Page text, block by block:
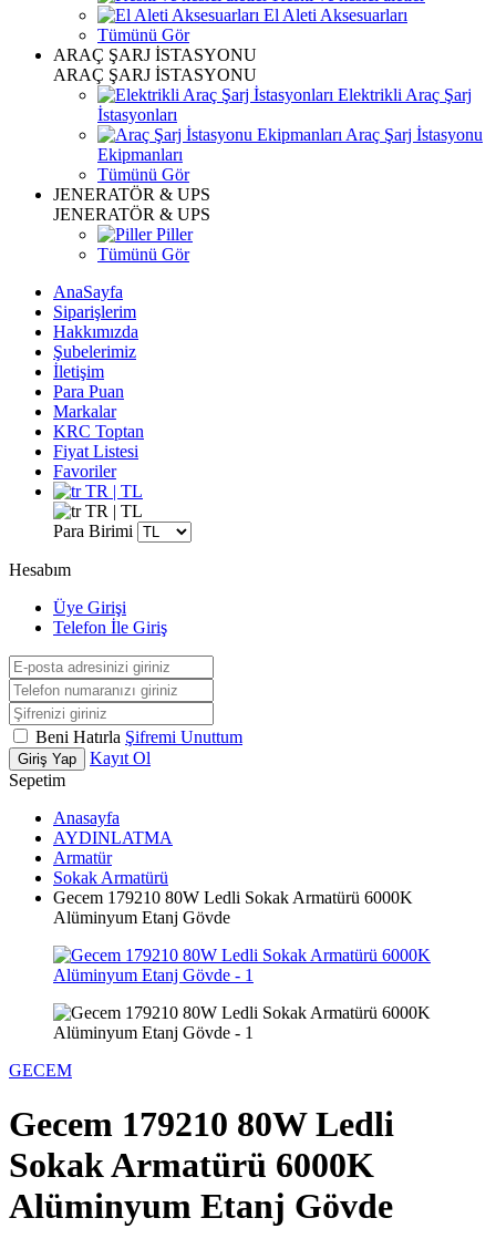
El Aleti Aksesuarları
Tümünü Gör
ARAÇ ŞARJ İSTASYONU
ARAÇ ŞARJ İSTASYONU
Elektrikli Araç Şarj
İstasyonları
Araç Şarj İstasyonu
Ekipmanları
Tümünü Gör
JENERATÖR & UPS
JENERATÖR & UPS
Piller
Tümünü Gör
AnaSayfa
Siparişlerim
Hakkımızda
Şubelerimiz
İletişim
Para Puan
Markalar
KRC Toptan
Fiyat Listesi
Favoriler
TR | TL
TR | TL
Para Birimi
Hesabım
Üye Girişi
Telefon İle Giriş
Beni Hatırla Şifremi Unuttum
Giriş Yap
Kayıt Ol
Sepetim
Anasayfa
AYDINLATMA
Armatür
Sokak Armatürü
Gecem 179210 80W Ledli Sokak Armatürü 6000K
Alüminyum Etanj Gövde
GECEM
Gecem 179210 80W Ledli
Sokak Armatürü 6000K
Alüminyum Etanj Gövde